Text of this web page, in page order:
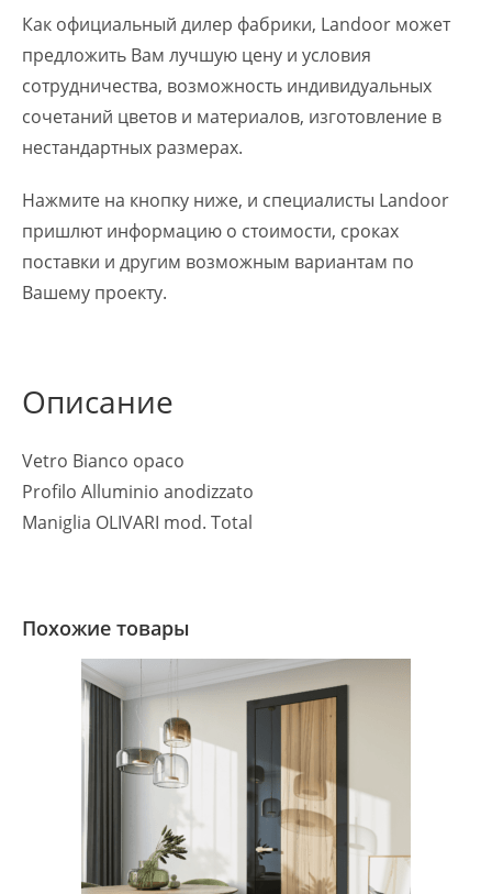
Как официальный дилер фабрики, Landoor может
предложить Вам лучшую цену и условия
сотрудничества, возможность индивидуальных
сочетаний цветов и материалов, изготовление в
нестандартных размерах.
Нажмите на кнопку ниже, и специалисты Landoor
пришлют информацию о стоимости, сроках
поставки и другим возможным вариантам по
Вашему проекту.
Описание
Vetro Bianco opaco
Profilo Alluminio anodizzato
Maniglia OLIVARI mod. Total
Похожие товары